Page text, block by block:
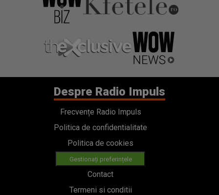
Despre Radio Impuls
Frecvențe Radio Impuls
Politica de confidentialitate
Politica de cookies
Gestionați preferințele
Contact
Termeni si conditii